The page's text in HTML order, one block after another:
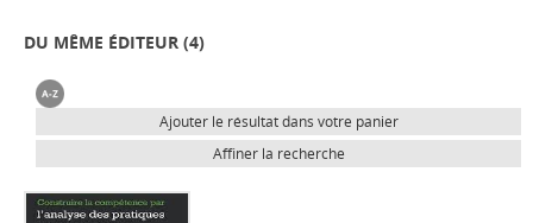
DU MÊME ÉDITEUR (4)
Ajouter le résultat dans votre panier
Affiner la recherche